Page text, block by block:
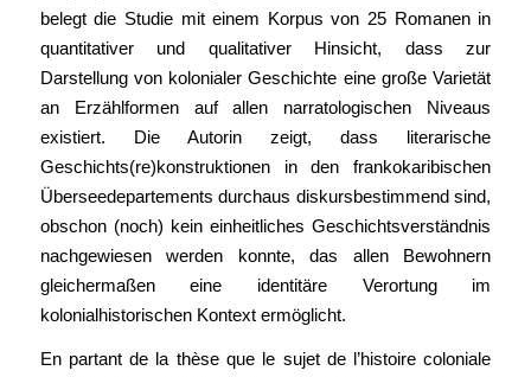
belegt die Studie mit einem Korpus von 25 Romanen in
quantitativer und qualitativer Hinsicht, dass zur
Darstellung von kolonialer Geschichte eine große Varietät
an Erzählformen auf allen narratologischen Niveaus
existiert. Die Autorin zeigt, dass literarische
Geschichts(re)konstruktionen in den frankokaribischen
Überseedepartements durchaus diskursbestimmend sind,
obschon (noch) kein einheitliches Geschichtsverständnis
nachgewiesen werden konnte, das allen Bewohnern
gleichermaßen eine identitäre Verortung im
kolonialhistorischen Kontext ermöglicht.
En partant de la thèse que le sujet de l’histoire coloniale